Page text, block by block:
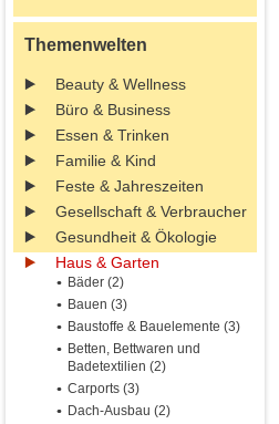
Themenwelten
Beauty & Wellness
Büro & Business
Essen & Trinken
Familie & Kind
Feste & Jahreszeiten
Gesellschaft & Verbraucher
Gesundheit & Ökologie
Haus & Garten
Bäder (2)
Bauen (3)
Baustoffe & Bauelemente (3)
Betten, Bettwaren und
Badetextilien (2)
Carports (3)
Dach-Ausbau (2)